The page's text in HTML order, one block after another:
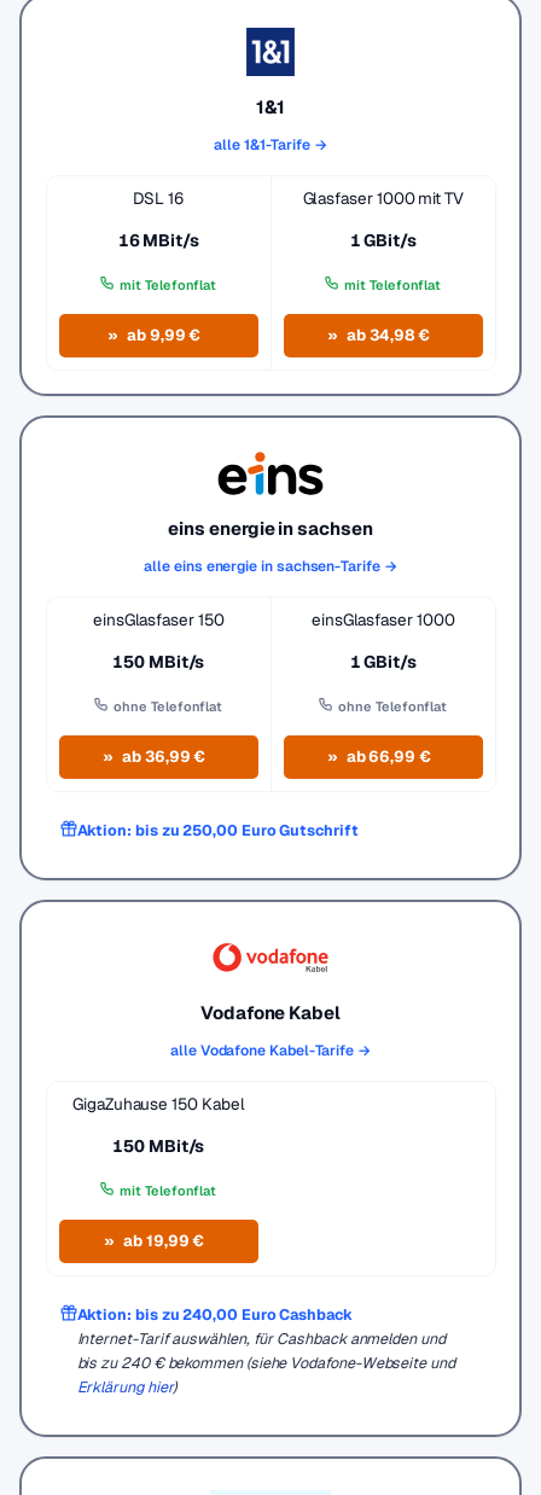
1&1
alle 1&1-Tarife →
DSL 16
16 MBit/s
mit Telefonflat
ab 9,99 €
Glasfaser 1000 mit TV
1 GBit/s
mit Telefonflat
ab 34,98 €
eins energie in sachsen
alle eins energie in sachsen-Tarife →
einsGlasfaser 150
150 MBit/s
ohne Telefonflat
ab 36,99 €
einsGlasfaser 1000
1 GBit/s
ohne Telefonflat
ab 66,99 €
Aktion: bis zu 250,00 Euro Gutschrift
Vodafone Kabel
alle Vodafone Kabel-Tarife →
GigaZuhause 150 Kabel
150 MBit/s
mit Telefonflat
ab 19,99 €
Aktion: bis zu 240,00 Euro Cashback
Internet-Tarif auswählen, für Cashback anmelden und
bis zu 240 € bekommen (siehe Vodafone-Webseite und
Erklärung hier)